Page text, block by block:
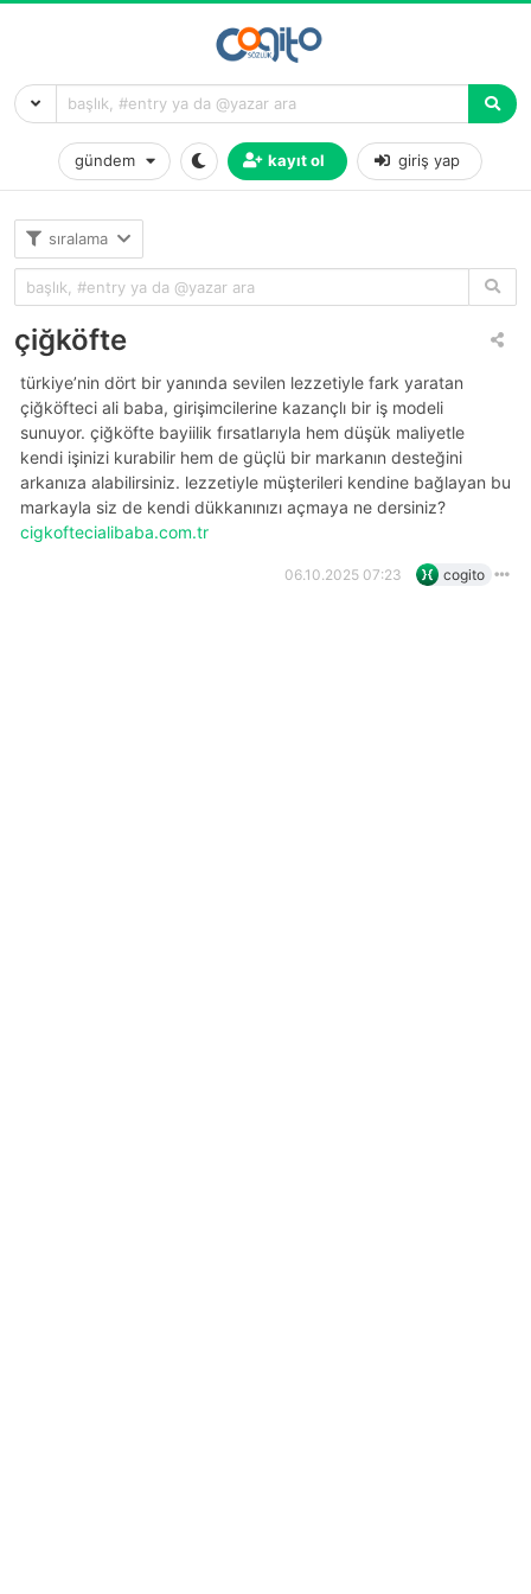
gündem kayıt ol giriş yap
sıralama
çiğköfte
türkiye’nin dört bir yanında sevilen lezzetiyle fark yaratan
çiğköfteci ali baba, girişimcilerine kazançlı bir iş modeli
sunuyor. çiğköfte bayiilik fırsatlarıyla hem düşük maliyetle
kendi işinizi kurabilir hem de güçlü bir markanın desteğini
arkanıza alabilirsiniz. lezzetiyle müşterileri kendine bağlayan bu
markayla siz de kendi dükkanınızı açmaya ne dersiniz?
cigkoftecialibaba.com.tr
06.10.2025 07:23 cogito